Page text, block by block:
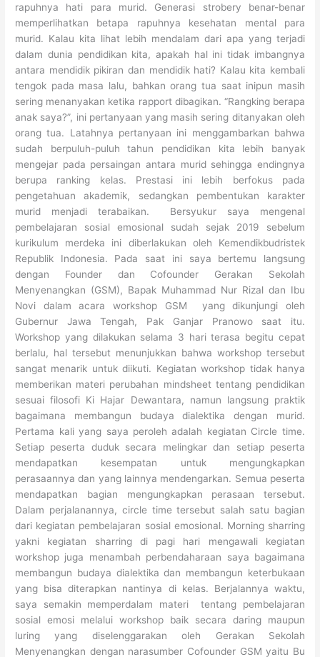
rapuhnya hati para murid. Generasi strobery benar-benar
memperlihatkan betapa rapuhnya kesehatan mental para
murid. Kalau kita lihat lebih mendalam dari apa yang terjadi
dalam dunia pendidikan kita, apakah hal ini tidak imbangnya
antara mendidik pikiran dan mendidik hati? Kalau kita kembali
tengok pada masa lalu, bahkan orang tua saat inipun masih
sering menanyakan ketika rapport dibagikan. “Rangking berapa
anak saya?”, ini pertanyaan yang masih sering ditanyakan oleh
orang tua. Latahnya pertanyaan ini menggambarkan bahwa
sudah berpuluh-puluh tahun pendidikan kita lebih banyak
mengejar pada persaingan antara murid sehingga endingnya
berupa ranking kelas. Prestasi ini lebih berfokus pada
pengetahuan akademik, sedangkan pembentukan karakter
murid menjadi terabaikan. Bersyukur saya mengenal
pembelajaran sosial emosional sudah sejak 2019 sebelum
kurikulum merdeka ini diberlakukan oleh Kemendikbudristek
Republik Indonesia. Pada saat ini saya bertemu langsung
dengan Founder dan Cofounder Gerakan Sekolah
Menyenangkan (GSM), Bapak Muhammad Nur Rizal dan Ibu
Novi dalam acara workshop GSM yang dikunjungi oleh
Gubernur Jawa Tengah, Pak Ganjar Pranowo saat itu.
Workshop yang dilakukan selama 3 hari terasa begitu cepat
berlalu, hal tersebut menunjukkan bahwa workshop tersebut
sangat menarik untuk diikuti. Kegiatan workshop tidak hanya
memberikan materi perubahan mindsheet tentang pendidikan
sesuai filosofi Ki Hajar Dewantara, namun langsung praktik
bagaimana membangun budaya dialektika dengan murid.
Pertama kali yang saya peroleh adalah kegiatan Circle time.
Setiap peserta duduk secara melingkar dan setiap peserta
mendapatkan kesempatan untuk mengungkapkan
perasaannya dan yang lainnya mendengarkan. Semua peserta
mendapatkan bagian mengungkapkan perasaan tersebut.
Dalam perjalanannya, circle time tersebut salah satu bagian
dari kegiatan pembelajaran sosial emosional. Morning sharring
yakni kegiatan sharring di pagi hari mengawali kegiatan
workshop juga menambah perbendaharaan saya bagaimana
membangun budaya dialektika dan membangun keterbukaan
yang bisa diterapkan nantinya di kelas. Berjalannya waktu,
saya semakin memperdalam materi tentang pembelajaran
sosial emosi melalui workshop baik secara daring maupun
luring yang diselenggarakan oleh Gerakan Sekolah
Menyenangkan dengan narasumber Cofounder GSM yaitu Bu